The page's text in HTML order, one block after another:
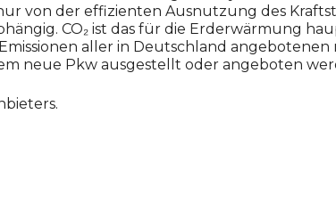
von der effizienten Ausnutzung des
CO₂ ist das für die Erderwärmung
aller in Deutschland
neue Pkw ausgestellt oder angeboten